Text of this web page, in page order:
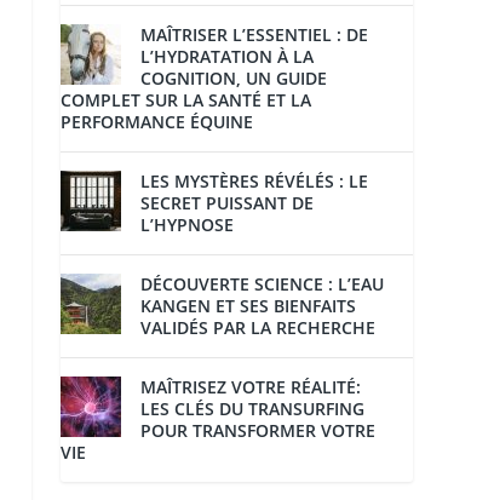
MAÎTRISER L’ESSENTIEL : DE
L’HYDRATATION À LA
COGNITION, UN GUIDE
COMPLET SUR LA SANTÉ ET LA
PERFORMANCE ÉQUINE
LES MYSTÈRES RÉVÉLÉS : LE
SECRET PUISSANT DE
L’HYPNOSE
DÉCOUVERTE SCIENCE : L’EAU
KANGEN ET SES BIENFAITS
VALIDÉS PAR LA RECHERCHE
MAÎTRISEZ VOTRE RÉALITÉ:
LES CLÉS DU TRANSURFING
POUR TRANSFORMER VOTRE
VIE